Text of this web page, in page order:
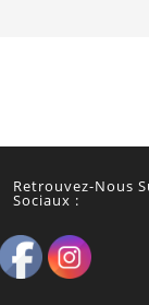
Retrouvez-Nous
Sociaux :